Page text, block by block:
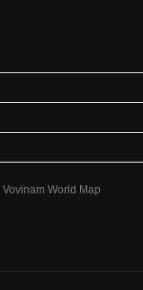
Vovinam World Map